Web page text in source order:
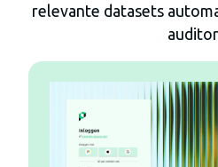
relevante datasets